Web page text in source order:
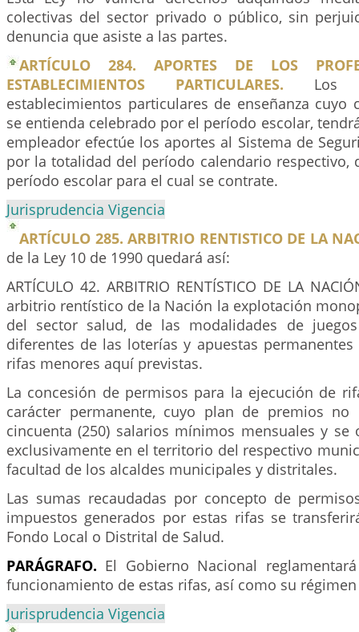
colectivas del sector privado o público, sin
denuncia que asiste a las partes.
ARTÍCULO 284. APORTES DE LOS
ESTABLECIMIENTOS PARTICULARES. Los
establecimientos particulares de enseñanza cuyo
se entienda celebrado por el período escolar,
empleador efectúe los aportes al Sistema de
por la totalidad del período calendario respectivo,
período escolar para el cual se contrate.
Jurisprudencia Vigencia
ARTÍCULO 285. ARBITRIO RENTISTICO DE LA
de la Ley 10 de 1990 quedará así:
ARTÍCULO 42. ARBITRIO RENTÍSTICO DE LA
arbitrio rentístico de la Nación la explotación
del sector salud, de las modalidades de
diferentes de las loterías y apuestas
rifas menores aquí previstas.
La concesión de permisos para la ejecución de
carácter permanente, cuyo plan de premios no
cincuenta (250) salarios mínimos mensuales y se
exclusivamente en el territorio del respectivo
facultad de los alcaldes municipales y distritales.
Las sumas recaudadas por concepto de
impuestos generados por estas rifas se
Fondo Local o Distrital de Salud.
PARÁGRAFO. El Gobierno Nacional
funcionamiento de estas rifas, así como su
Jurisprudencia Vigencia